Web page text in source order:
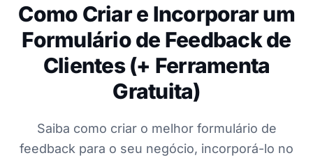
Como Criar e Incorporar um
Formulário de Feedback de
Clientes (+ Ferramenta
Gratuita)
Saiba como criar o melhor formulário de
feedback para o seu negócio, incorporá-lo no